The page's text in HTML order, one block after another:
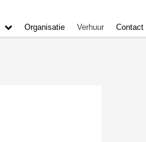
Organisatie Verhuur Contact